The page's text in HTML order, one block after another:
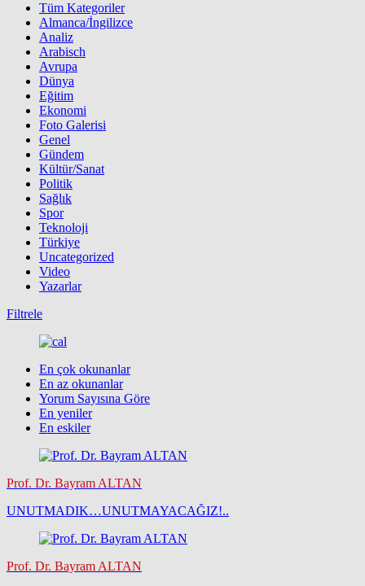
Tüm Kategoriler
Almanca/İngilizce
Analiz
Arabisch
Avrupa
Dünya
Eğitim
Ekonomi
Foto Galerisi
Genel
Gündem
Kültür/Sanat
Politik
Sağlık
Spor
Teknoloji
Türkiye
Uncategorized
Video
Yazarlar
Filtrele
En çok okunanlar
En az okunanlar
Yorum Sayısına Göre
En yeniler
En eskiler
Prof. Dr. Bayram ALTAN
UNUTMADIK…UNUTMAYACAĞIZ!..
Prof. Dr. Bayram ALTAN